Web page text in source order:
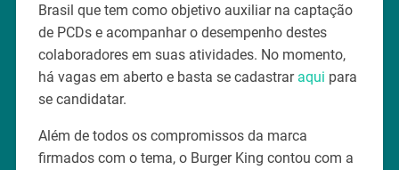
Brasil que tem como objetivo auxiliar na captação
de PCDs e acompanhar o desempenho destes
colaboradores em suas atividades. No momento,
há vagas em aberto e basta se cadastrar aqui para
se candidatar.
Além de todos os compromissos da marca
firmados com o tema, o Burger King contou com a